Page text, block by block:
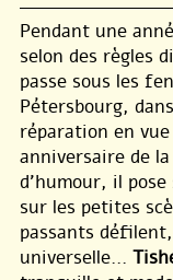
Pendant une
selon des règles
passe sous les
Pétersbourg,
réparation en
anniversaire de
d’humour, il
sur les petites
passants
universelle...